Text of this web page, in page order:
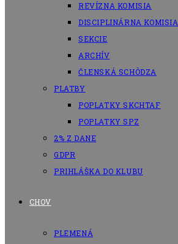
REVÍZNA KOMISIA
DISCIPLINÁRNA KOMISIA
SEKCIE
ARCHÍV
ČLENSKÁ SCHÔDZA
PLATBY
POPLATKY SKCHTAF
POPLATKY SPZ
2% Z DANE
GDPR
PRIHLÁŠKA DO KLUBU
CHOV
PLEMENÁ